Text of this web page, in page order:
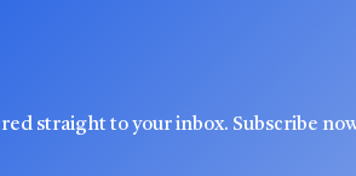
straight to your inbox. Subscribe